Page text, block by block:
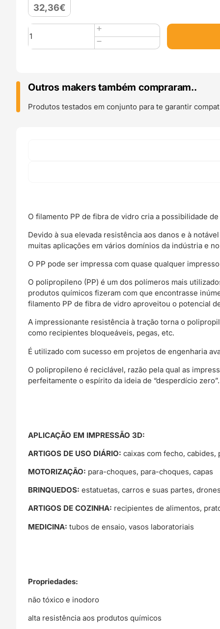
32,36€
Quantidade
de
PP
Gray
-
Fiberlogy
Outros makers também compraram..
Produtos testados em conjunto para te garantir
O filamento PP de fibra de vidro cria a possibilidade
Devido à sua elevada resistência aos danos e à
muitas aplicações em vários domínios da indústria e
O PP pode ser impressa com quase qualquer
O polipropileno (PP) é um dos polímeros mais
produtos químicos fizeram com que encontrasse
filamento PP de fibra de vidro aproveitou o potencial
A impressionante resistência à tração torna o
como recipientes bloqueáveis, pegas, etc.
É utilizado com sucesso em projetos de engenharia
O polipropileno é reciclável, razão pela qual as
perfeitamente o espírito da ideia de “desperdício zero”.
APLICAÇÃO EM IMPRESSÃO 3D:
ARTIGOS DE USO DIÁRIO: caixas com fecho,
MOTORIZAÇÃO: para-choques, para-choques, capas
BRINQUEDOS: estatuetas, carros e suas partes,
ARTIGOS DE COZINHA: recipientes de alimentos,
MEDICINA: tubos de ensaio, vasos laboratoriais
Propriedades:
não tóxico e inodoro
alta resistência aos produtos químicos